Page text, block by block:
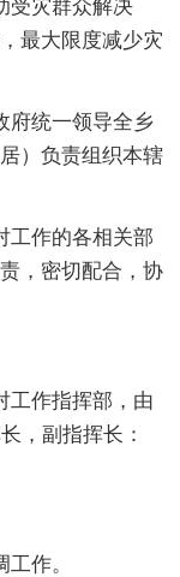
受灾群众解决
最大限度减少灾
府统一领导全乡
）负责组织本辖
工作的各相关部
，密切配合，协
工作指挥部，由
，副指挥长：
作。